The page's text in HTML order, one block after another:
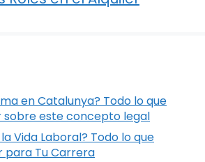
en Catalunya? Todo lo que
sobre este concepto legal
Vida Laboral? Todo lo que
para Tu Carrera